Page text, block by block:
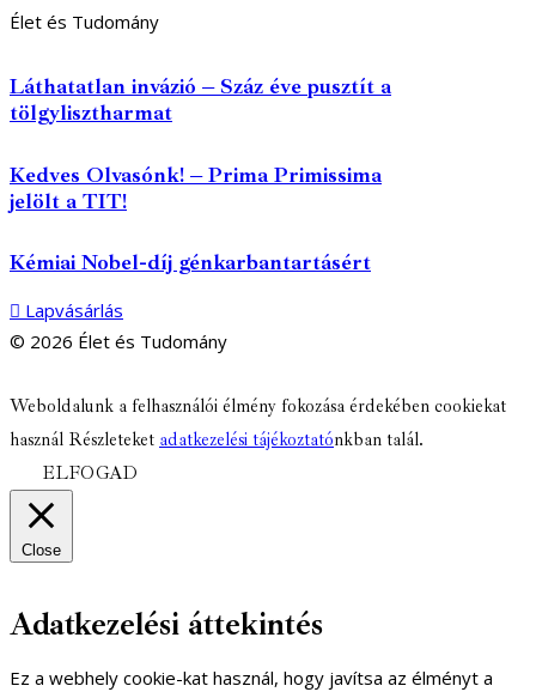
Élet és Tudomány
Láthatatlan invázió – Száz éve pusztít a
tölgylisztharmat
Kedves Olvasónk! – Prima Primissima
jelölt a TIT!
Kémiai Nobel-díj génkarbantartásért
Lapvásárlás
© 2026 Élet és Tudomány
facebook-
1
youtube-
1
email
Weboldalunk a felhasználói élmény fokozása érdekében cookiekat
használ Részleteket adatkezelési tájékoztatónkban talál.
ELFOGAD
Close
Adatkezelési áttekintés
Ez a webhely cookie-kat használ, hogy javítsa az élményt a